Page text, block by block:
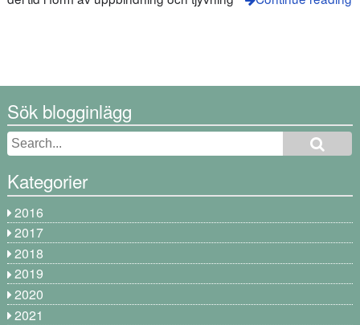
Sök blogginlägg
Kategorier
2016
2017
2018
2019
2020
2021